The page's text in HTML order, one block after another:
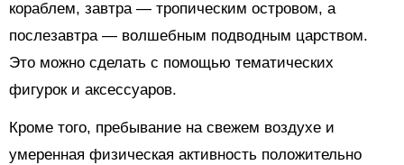
кораблем, завтра — тропическим островом, а
послезавтра — волшебным подводным царством.
Это можно сделать с помощью тематических
фигурок и аксессуаров.
Кроме того, пребывание на свежем воздухе и
умеренная физическая активность положительно